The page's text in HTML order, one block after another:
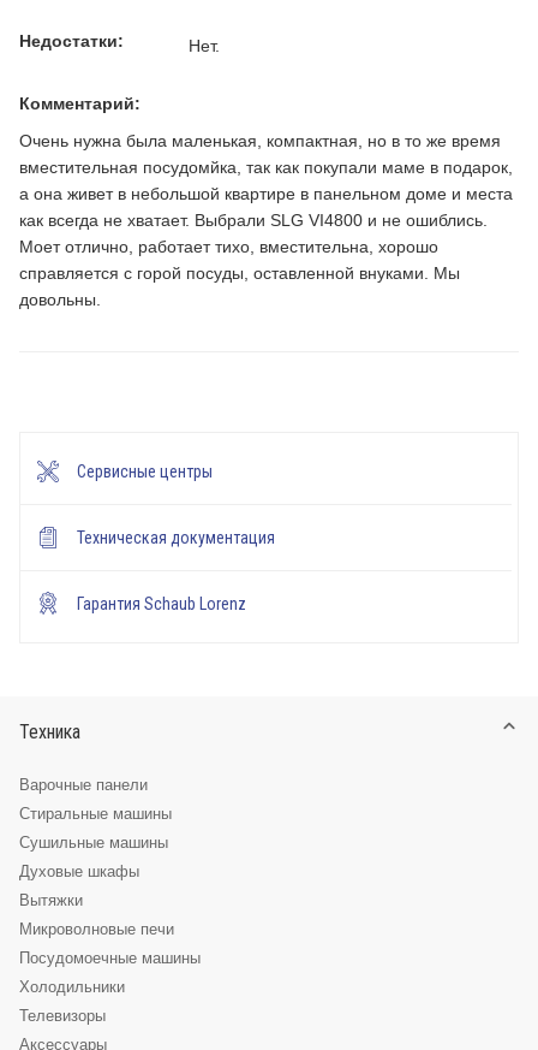
Сервисные центры
Техническая документация
Гарантия Schaub Lorenz
Недостатки: Нет.
Комментарий:
Очень нужна была маленькая, компактная, но в то же время
вместительная посудомйка, так как покупали маме в подарок,
а она живет в небольшой квартире в панельном доме и места
как всегда не хватает. Выбрали SLG VI4800 и не ошиблись.
Моет отлично, работает тихо, вместительна, хорошо
справляется с горой посуды, оставленной внуками. Мы
довольны.
Техника
Варочные панели
Стиральные машины
Сушильные машины
Духовые шкафы
Вытяжки
Микроволновые печи
Посудомоечные машины
Холодильники
Телевизоры
Аксессуары